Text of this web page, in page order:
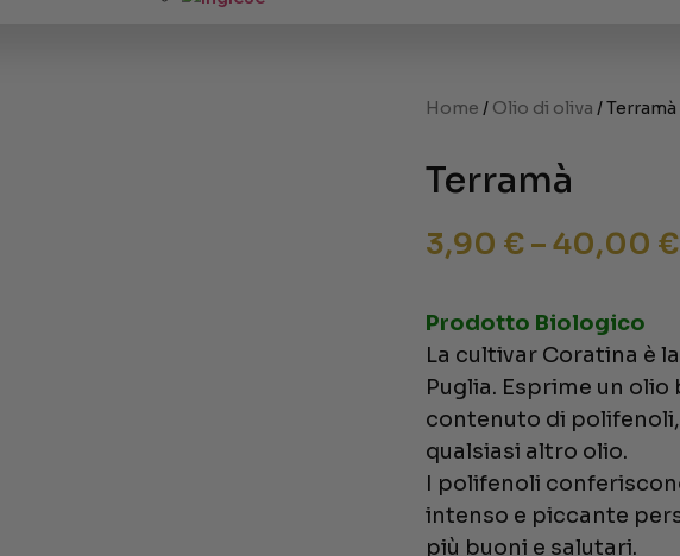
Home / Olio di oliva / Terramà
Terramà
3,90 €–40,00 €
Prodotto Biologico
La cultivar Coratina è
Puglia. Esprime un
contenuto di
qualsiasi altro olio.
I polifenoli
intenso e piccante
più buoni e salutari.